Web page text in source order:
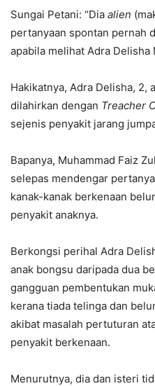
Sungai Petani: “Dia alien
pertanyaan spontan pernah
apabila melihat Adra Delisha
Hakikatnya, Adra Delisha, 2,
dilahirkan dengan Treacher
sejenis penyakit jarang
Bapanya, Muhammad Faiz
selepas mendengar
kanak-kanak berkenaan
penyakit anaknya.
Berkongsi perihal Adra
anak bongsu daripada dua
gangguan pembentukan
kerana tiada telinga dan
akibat masalah pertuturan
penyakit berkenaan.
Menurutnya, dia dan isteri